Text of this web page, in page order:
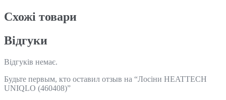
Схожi товари
Відгуки
Відгуків немає.
Будьте первым, кто оставил отзыв на “Лосіни HEATTECH
UNIQLO (460408)”